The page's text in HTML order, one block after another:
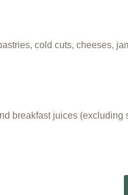
cold cuts, cheeses,
breakfast juices